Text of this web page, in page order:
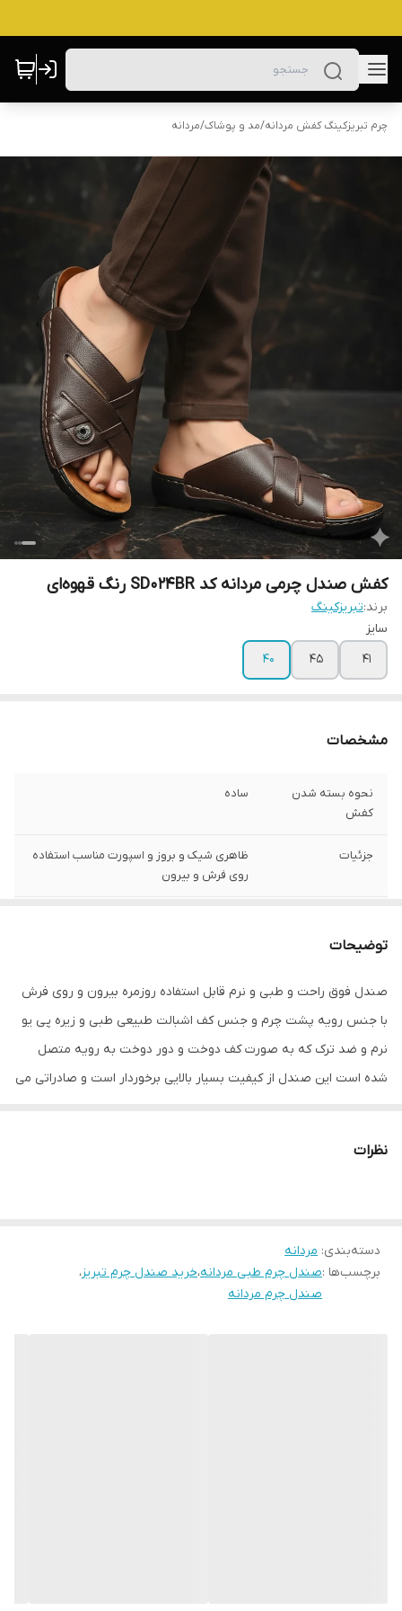
چرم تبریزکینگ کفش مردانه/مد و پوشاک/مردانه
کفش صندل چرمی مردانه کد SD024BR رنگ قهوه‌ای
برند:تبریزکینگ
سایز
41
45
40
مشخصات
نحوه بسته شدن
کفش
ساده
جزئیات
ظاهری شیک و بروز و اسپورت مناسب استفاده
روی فرش و بیرون
جنس چرم مصنوعی
توضیحات
صندل فوق راحت و طبی و نرم قابل استفاده روزمره بیرون و روی فرش
با جنس رویه پشت چرم و جنس کف اشبالت طبیعی طبی و زیره پی یو
نرم و ضد ترک که به صورت کف دوخت و دور دوخت به رویه متصل
شده است این صندل از کیفیت بسیار بالایی برخوردار است و صادراتی می
نظرات
دسته‌بندی: مردانه
برچسب‌ها :صندل چرم طبی مردانه،خرید صندل چرم تبریز،
صندل چرم مردانه